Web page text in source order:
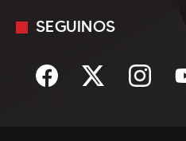
Sociedad
Mediakit
Términos y condiciones
SEGUINOS